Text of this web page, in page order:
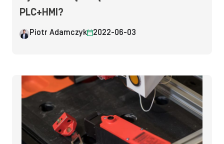
PLC+HMI?
Piotr Adamczyk 2022-06-03